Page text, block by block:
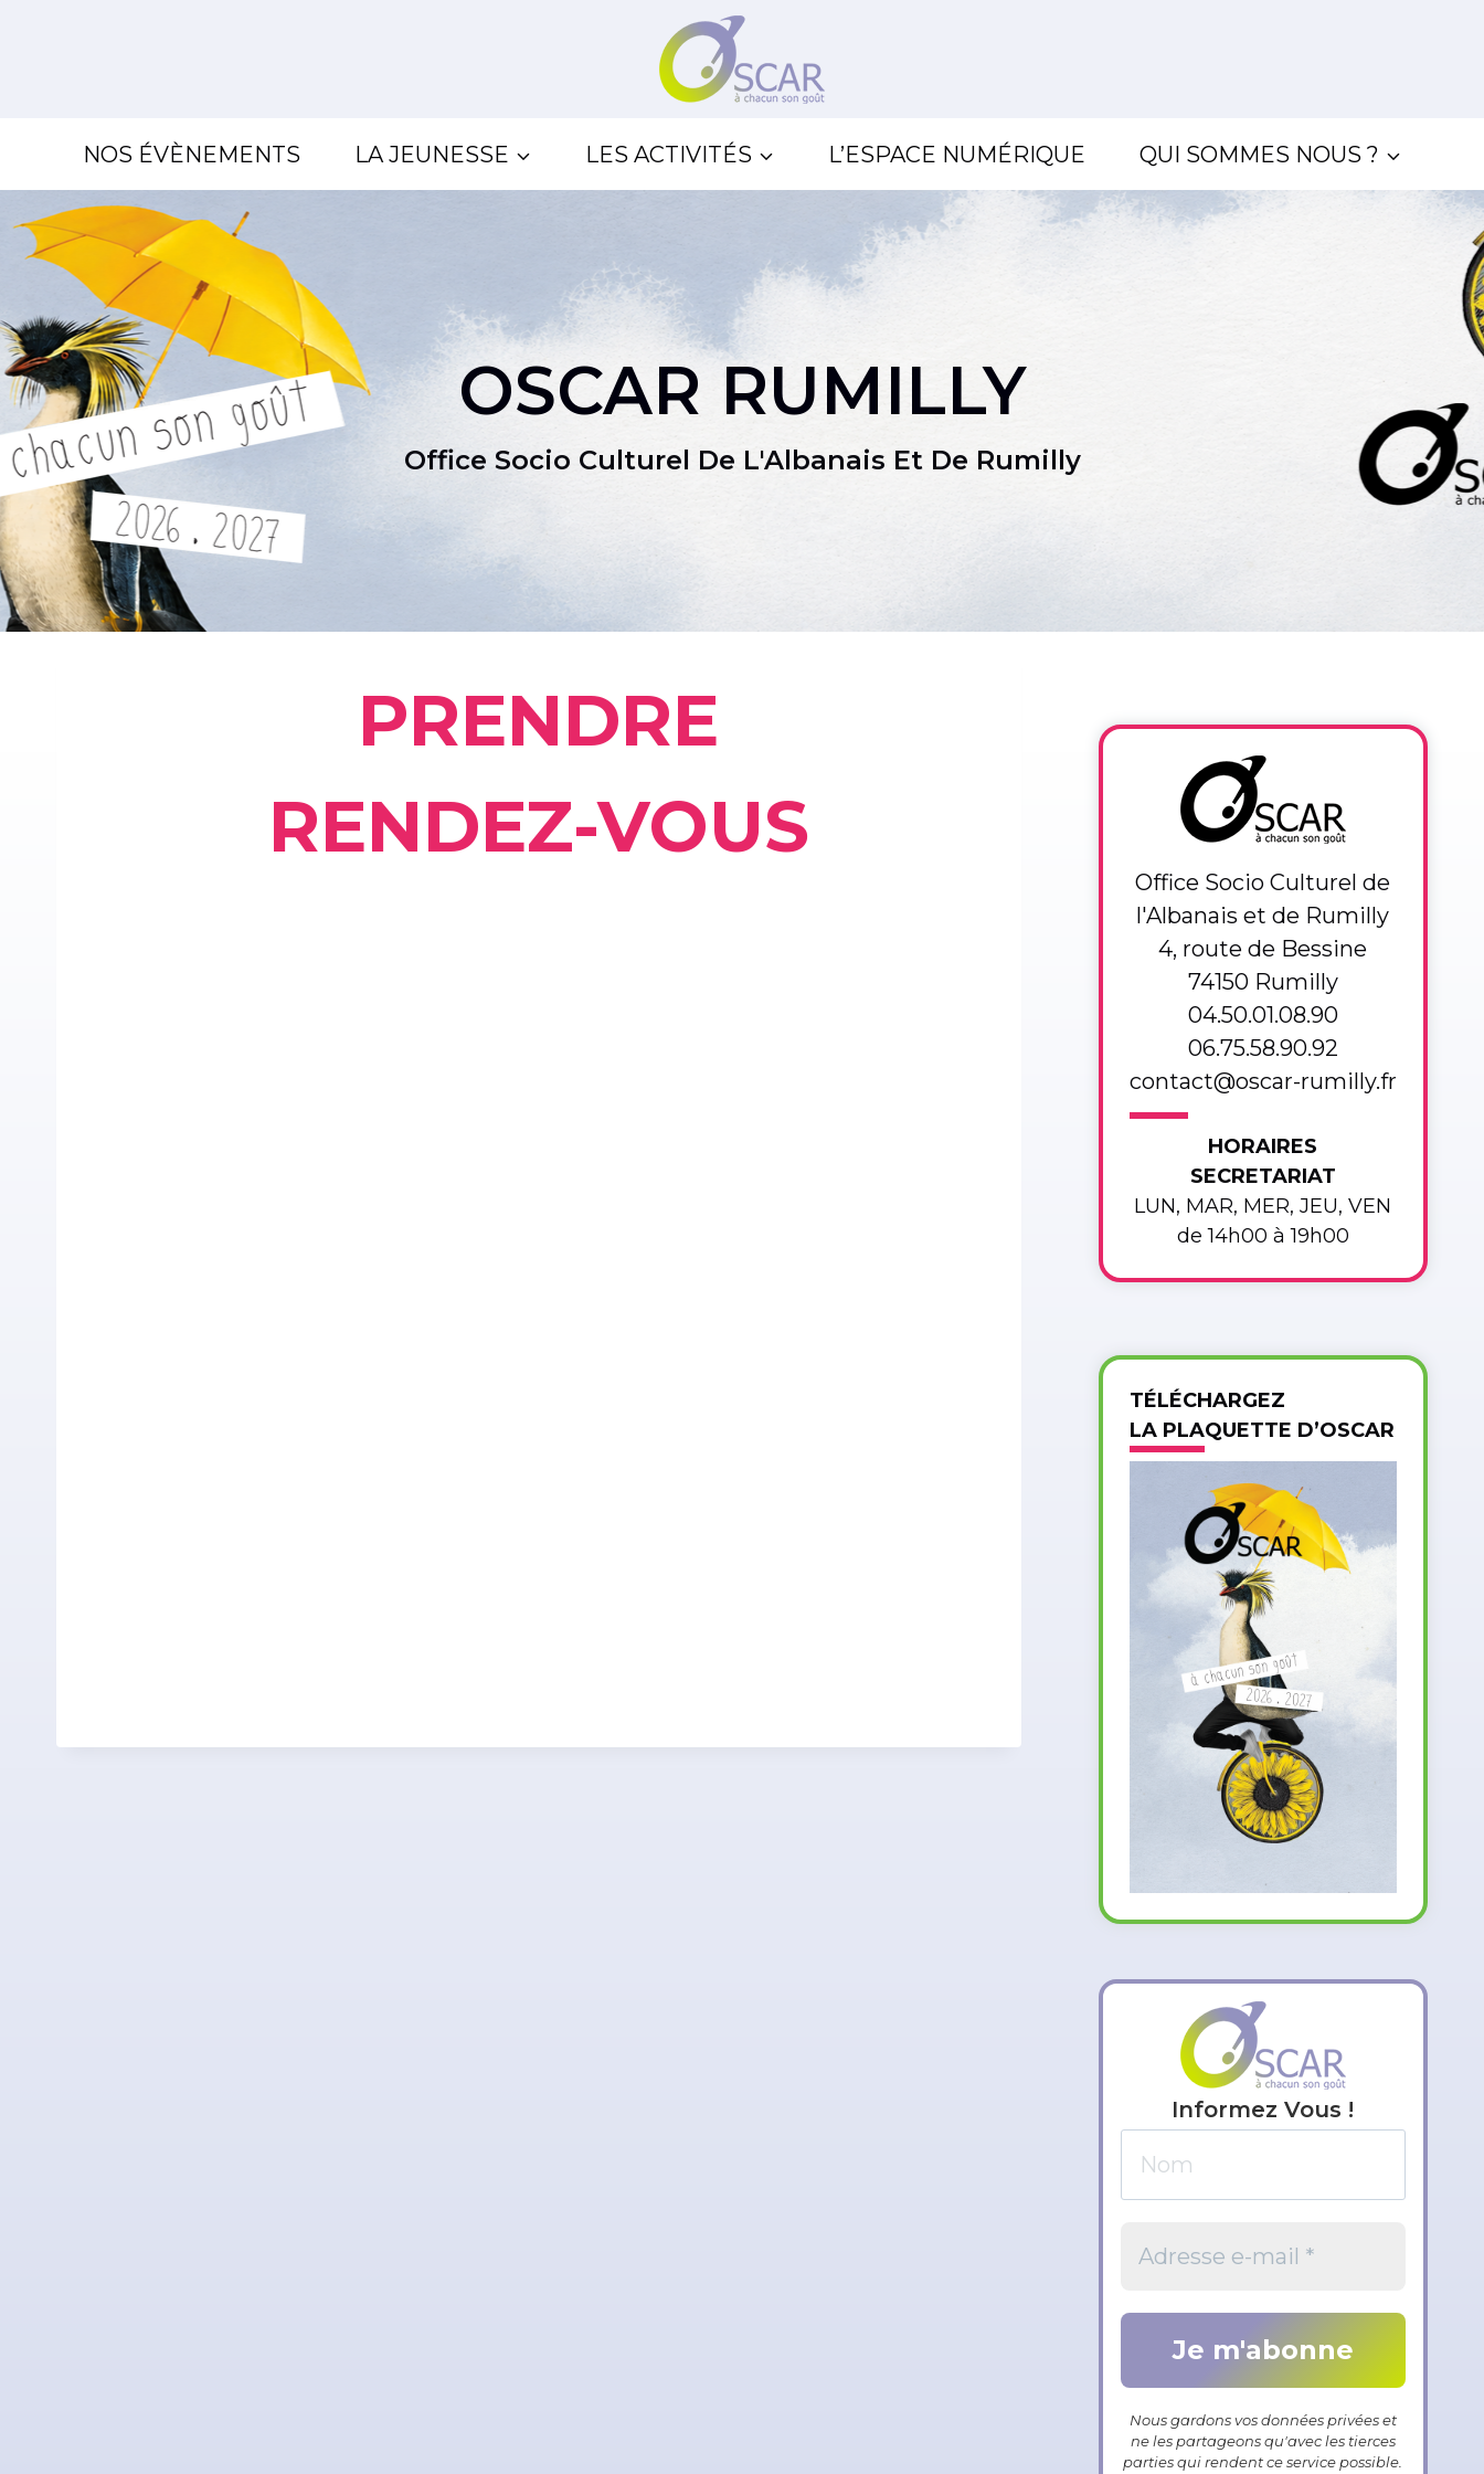
NOS ÉVÈNEMENTS LA JEUNESSE LES ACTIVITÉS L’ESPACE NUMÉRIQUE QUI SOMMES NOUS ?
OSCAR RUMILLY
Office Socio Culturel De L'Albanais Et De Rumilly
PRENDRE
RENDEZ-VOUS
Office Socio Culturel de
l'Albanais et de Rumilly
4, route de Bessine
74150 Rumilly
04.50.01.08.90
06.75.58.90.92
contact@oscar-rumilly.fr
HORAIRES
SECRETARIAT
LUN, MAR, MER, JEU, VEN
de 14h00 à 19h00
TÉLÉCHARGEZ
LA PLAQUETTE D’OSCAR
Informez Vous !
Nous gardons vos données privées et
ne les partageons qu'avec les tierces
parties qui rendent ce service possible.